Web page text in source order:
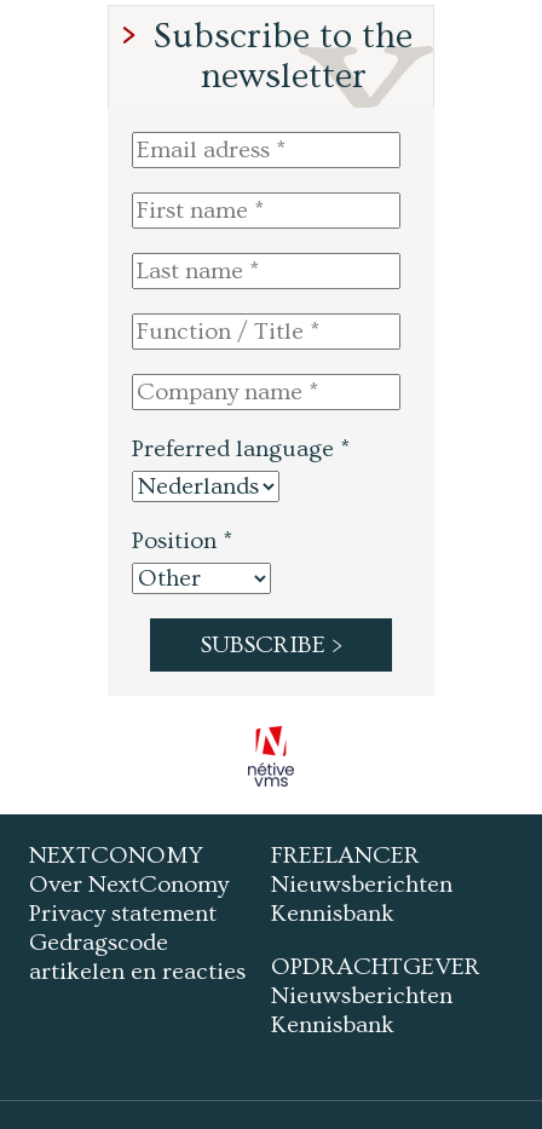
Subscribe to the
newsletter
Preferred language *
Position *
NEXTCONOMY
Over NextConomy
Privacy statement
Gedragscode
artikelen en reacties
FREELANCER
Nieuwsberichten
Kennisbank
OPDRACHTGEVER
Nieuwsberichten
Kennisbank